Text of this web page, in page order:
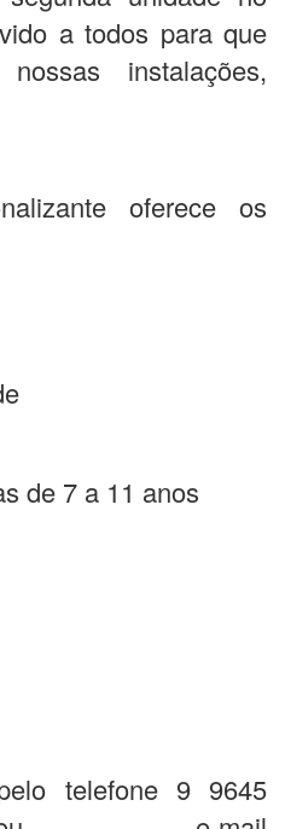
a todos para que
instalações,
oferece os
de 7 a 11 anos
telefone 9 9645